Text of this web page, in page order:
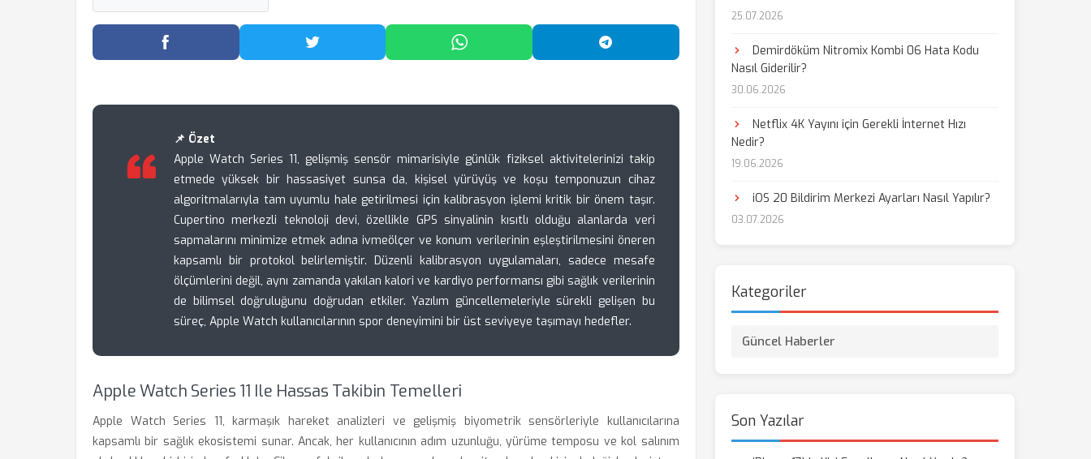
Facebook'ta Paylaş Twitter'da Paylaş WhatsApp'ta Paylaş Telegram'da Paylaş
📌 Özet
Apple Watch Series 11, gelişmiş sensör mimarisiyle günlük fiziksel aktivitelerinizi takip
etmede yüksek bir hassasiyet sunsa da, kişisel yürüyüş ve koşu temponuzun cihaz
algoritmalarıyla tam uyumlu hale getirilmesi için kalibrasyon işlemi kritik bir önem taşır.
Cupertino merkezli teknoloji devi, özellikle GPS sinyalinin kısıtlı olduğu alanlarda veri
sapmalarını minimize etmek adına ivmeölçer ve konum verilerinin eşleştirilmesini öneren
kapsamlı bir protokol belirlemiştir. Düzenli kalibrasyon uygulamaları, sadece mesafe
ölçümlerini değil, aynı zamanda yakılan kalori ve kardiyo performansı gibi sağlık verilerinin
de bilimsel doğruluğunu doğrudan etkiler. Yazılım güncellemeleriyle sürekli gelişen bu
süreç, Apple Watch kullanıcılarının spor deneyimini bir üst seviyeye taşımayı hedefler.
Apple Watch Series 11 Ile Hassas Takibin Temelleri
Apple Watch Series 11, karmaşık hareket analizleri ve gelişmiş biyometrik sensörleriyle kullanıcılarına
kapsamlı bir sağlık ekosistemi sunar. Ancak, her kullanıcının adım uzunluğu, yürüme temposu ve kol salınım
25.07.2026
Demirdöküm Nitromix Kombi 06 Hata Kodu
Nasıl Giderilir?
30.06.2026
Netflix 4K Yayını için Gerekli İnternet Hızı
Nedir?
19.06.2026
iOS 20 Bildirim Merkezi Ayarları Nasıl Yapılır?
03.07.2026
Kategoriler
Güncel Haberler
Son Yazılar